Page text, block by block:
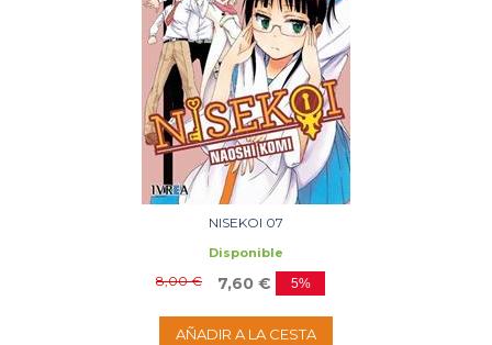
NISEKOI 07
Disponible
8,00 € 7,60 € 5%
AÑADIR A LA CESTA